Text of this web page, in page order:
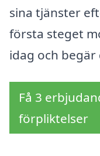
sina tjänster
första steget
idag och
Få 3
förpliktelser